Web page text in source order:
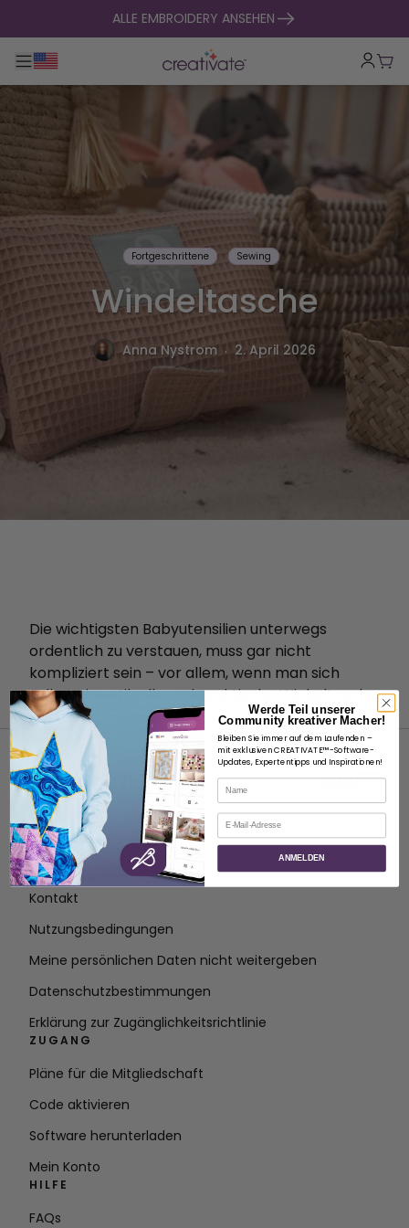
zum Inhalt springenALLE EMBROIDERY ANSEHEN
Hauptnavigation umklappen
Fortgeschrittene Sewing
Windeltasche
Anna Nystrom . 2. April 2026
Die wichtigsten Babyutensilien unterwegs
ordentlich zu verstauen, muss gar nicht
kompliziert sein – vor allem, wenn man sich
selbst eine stilvolle und praktische Wickeltasche
basteln kann!
ÜBER
Über SVP Worldwide
Kontakt
Nutzungsbedingungen
Meine persönlichen Daten nicht weitergeben
Datenschutzbestimmungen
Erklärung zur Zugänglichkeitsrichtlinie
ZUGANG
Pläne für die Mitgliedschaft
Code aktivieren
Software herunterladen
Mein Konto
HILFE
FAQs
Werde Teil unserer
Community kreativer Macher!
Bleiben Sie immer auf dem Laufenden –
mit exklusiven CREATIVATE™-Software-
Updates, Expertentipps und Inspirationen!
Name
E-Mail
ANMELDEN